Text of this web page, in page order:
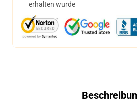
erhalten wurde